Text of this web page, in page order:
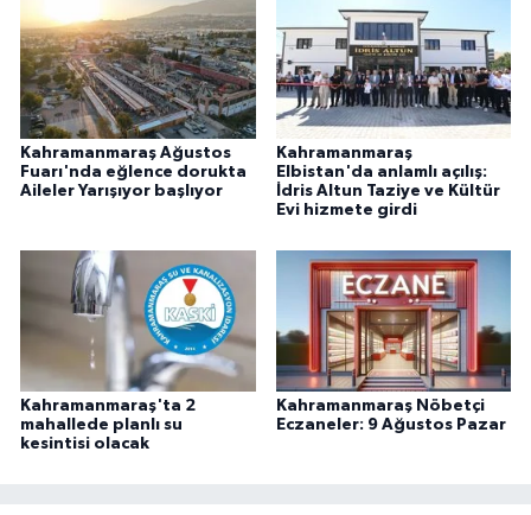
Kahramanmaraş Ağustos
Fuarı'nda eğlence dorukta
Aileler Yarışıyor başlıyor
Kahramanmaraş
Elbistan'da anlamlı açılış:
İdris Altun Taziye ve Kültür
Evi hizmete girdi
Kahramanmaraş'ta 2
mahallede planlı su
kesintisi olacak
Kahramanmaraş Nöbetçi
Eczaneler: 9 Ağustos Pazar